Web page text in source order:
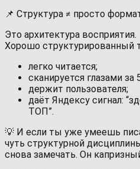
📌 Структура ≠ просто
Это архитектура восприятия.
Хорошо структурированный
легко читается;
сканируется глазами за
держит пользователя;
даёт Яндексу сигнал:
ТОП”.
💡 И если ты уже умеешь
чуть структурной
снова замечать. Он